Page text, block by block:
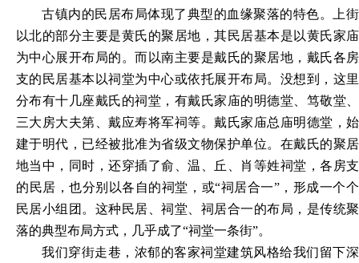
古镇内的民居布局体现了典型的血缘聚落的特色。上街
以北的部分主要是黄氏的聚居地，其民居基本是以黄氏家庙
为中心展开布局的。而以南主要是戴氏的聚居地，戴氏各房
支的民居基本以祠堂为中心或依托展开布局。没想到，这里
分布有十几座戴氏的祠堂，有戴氏家庙的明德堂、笃敬堂、
三大房大夫第、戴应寿将军祠等。戴氏家庙总庙明德堂，始
建于明代，已经被批准为省级文物保护单位。在戴氏的聚居
地当中，同时，还穿插了俞、温、丘、肖等姓祠堂，各房支
的民居，也分别以各自的祠堂，或“祠居合一”，形成一个个
民居小组团。这种民居、祠堂、祠居合一的布局，是传统聚
落的典型布局方式，几乎成了“祠堂一条街”。
我们穿街走巷，浓郁的客家祠堂建筑风格给我们留下深